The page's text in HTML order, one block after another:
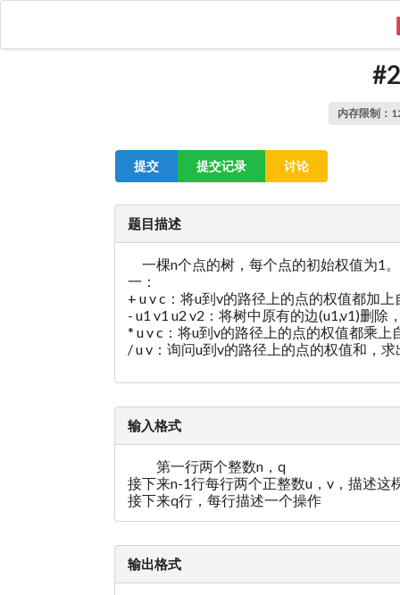
内存限制：
提交 提交记录 讨论
题目描述
一棵n个点的树，每个点的初始权值为1
一：
+ u v c：将u到v的路径上的点的权值都加上
- u1 v1 u2 v2：将树中原有的边(u1,v1)删
* u v c：将u到v的路径上的点的权值都乘上
/ u v：询问u到v的路径上的点的权值和，
输入格式
第一行两个整数n，q
接下来n-1行每行两个正整数u，v，描述这
接下来q行，每行描述一个操作
输出格式